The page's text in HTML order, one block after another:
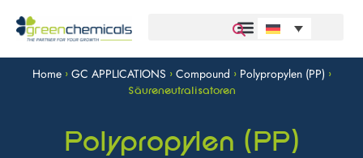
Home> GC APPLICATIONS > Compound > Polypropylen (PP) >
Säureneutralisatoren
Polypropylen (PP)